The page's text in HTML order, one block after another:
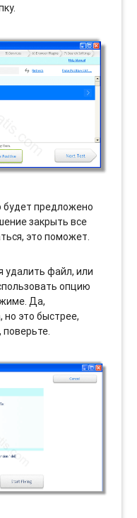
будет предложено
закрыть все
это поможет.
удалить файл, или
опцию
Да,
но это быстрее,